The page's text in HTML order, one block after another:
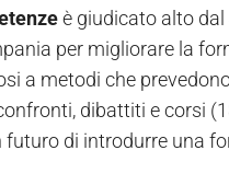
è giudicato alto
per migliorare la
a metodi che
dibattiti e corsi
futuro di introdurre una